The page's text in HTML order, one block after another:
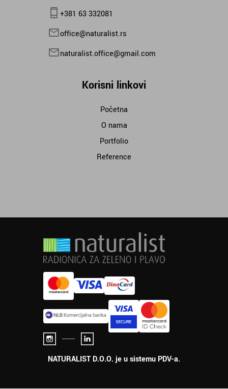
+381 63 332081
office@naturalist.rs
naturalist.office@gmail.com
Korisni linkovi
Početna
O nama
Portfolio
Reference
NATURALIST D.O.O. je u sistemu PDV-a.